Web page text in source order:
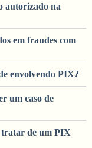
autorizado na
em fraudes com
envolvendo PIX?
um caso de
tratar de um PIX